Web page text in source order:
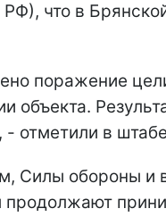
что в
поражение
объекта.
- отметили в
Силы обороны и